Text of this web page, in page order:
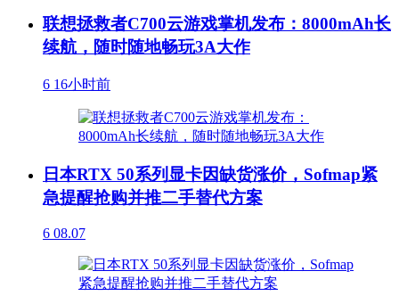
联想拯救者C700云游戏掌机发布：8000mAh长
续航，随时随地畅玩3A大作
6 16小时前
日本RTX 50系列显卡因缺货涨价，Sofmap紧
急提醒抢购并推二手替代方案
6 08.07